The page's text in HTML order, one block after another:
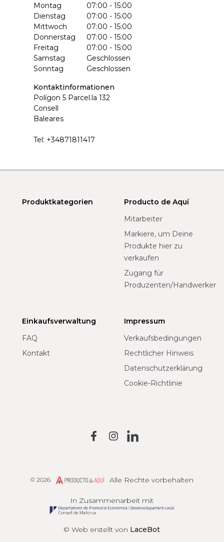
Montag
07:00 - 15:00
Dienstag
07:00 - 15:00
Mittwoch
07:00 - 15:00
Donnerstag
07:00 - 15:00
Freitag
07:00 - 15:00
Samstag
Geschlossen
Sonntag
Geschlossen
Kontaktinformationen
Polígon 5 Parcel.la 132
Consell
Baleares
Tel: +34871811417
Produktkategorien
Producto de Aquí
Mitarbeiter
Markiere, um Deine
Produkte hier zu
verkaufen
Zugang für
Produzenten/Handwerker
Einkaufsverwaltung
FAQ
Kontakt
Impressum
Verkaufsbedingungen
Rechtlicher Hinweis
Datenschutzerklärung
Cookie-Richtlinie
© Web erstellt von LaceBot
In Zusammenarbeit mit
© 2026 Producto de AquíAlle Rechte vorbehalten